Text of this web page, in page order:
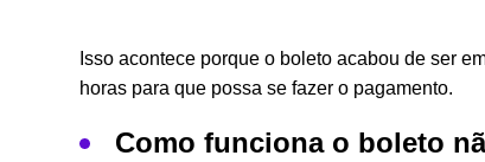
Isso acontece porque o boleto acabou de ser
horas para que possa se fazer o pagamento.
Como funciona o boleto